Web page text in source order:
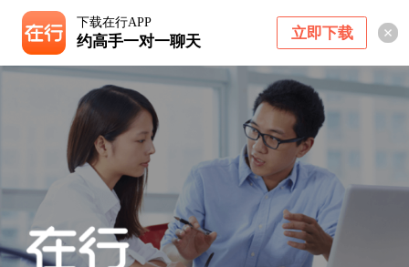
下载在行APP
约高手一对一聊天 立即下载